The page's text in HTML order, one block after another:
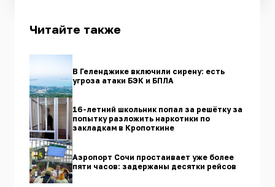
Читайте также
В Геленджике включили сирену: есть
угроза атаки БЭК и БПЛА
16-летний школьник попал за решётку за
попытку разложить наркотики по
закладкам в Кропоткине
Аэропорт Сочи простаивает уже более
пяти часов: задержаны десятки рейсов